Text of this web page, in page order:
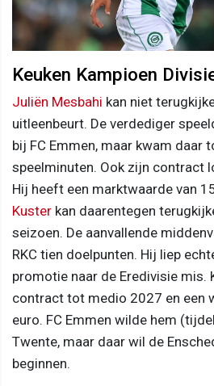
Keuken Kampioen
Juliën Mesbahi kan niet
uitleenbeurt. De verdediger
bij FC Emmen, maar kwam daar
speelminuten. Ook zijn contract
Hij heeft een marktwaarde van
Kuster kan daarentegen
seizoen. De aanvallende
RKC tien doelpunten. Hij liep
promotie naar de Eredivisie mis.
contract tot medio 2027 en een
euro. FC Emmen wilde hem
Twente, maar daar wil de
beginnen.